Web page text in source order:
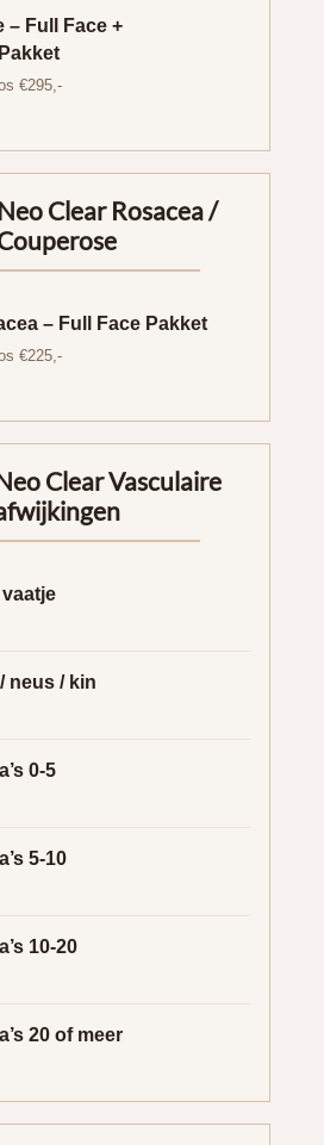
– Full Face +
€295,-
Clear Rosacea /
– Full Face Pakket
€225,-
Clear Vasculaire
neus / kin
0-5
5-10
10-20
20 of meer